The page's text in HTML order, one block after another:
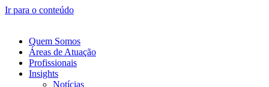
Ir para o conteúdo
Quem Somos
Áreas de Atuação
Profissionais
Insights
Notícias